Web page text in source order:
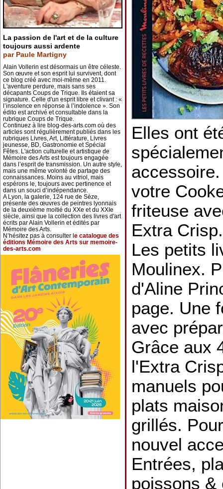
La passion de l'art et de la culture
toujours aussi ardente
par Paule Martigny
Alain Vollerin est désormais un être céleste.
Son œuvre et son esprit lui survivent, dont
ce blog créé avec moi-même en 2011.
L'aventure perdure, mais sans ses
décapants Coups de Trique. Ils étaient sa
signature. Celle d'un esprit libre et clivant : «
l’insolence en réponse à l’indolence ». Son
édito est archivé et consultable dans la
rubrique Coups de Trique.
Continuez à lire blog-des-arts.com où des
articles sont régulièrement publiés dans les
rubriques Livres, Art, Littérature, Livres
jeunesse, BD, Gastronomie et Spécial
Fêtes. L'action culturelle et artistique de
Mémoire des Arts est toujours engagée
dans l’esprit de transmission. Un autre style,
mais une même volonté de partage des
connaissances. Moins au vitriol, mais
espérons le, toujours avec pertinence et
dans un souci d’indépendance.
A Lyon, la galerie, 124 rue de Sèze,
présente des œuvres de peintres lyonnais
de la deuxième moitié du XXe et du XXIe
siècle, ainsi que la collection des livres d'art
écrits par Alain Vollerin et édités par
Mémoire des Arts.
N’hésitez pas à consulter l e catalogue des
éditions Mémoire des Arts sur memoire-
des-arts.com
Elles ont
votre
friteuse
Extra
Les petits
Moulinex.
d'Aline
page. Une
avec
Grâce aux
l'Extra
manuels
plats
grillés.
nouvel
Entrées,
poissons